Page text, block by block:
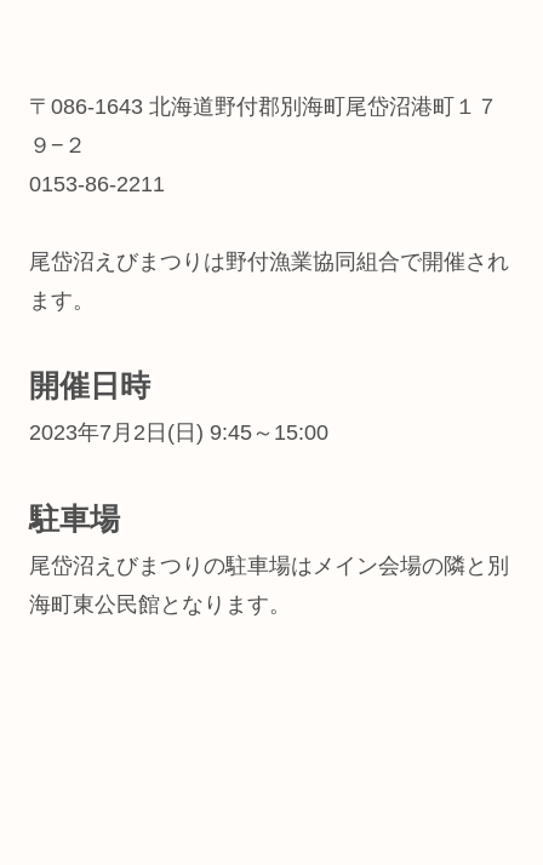
〒086-1643 北海道野付郡別海町尾岱沼港町１７
９−２
0153-86-2211
尾岱沼えびまつりは野付漁業協同組合で開催され
ます。
開催日時
2023年7月2日(日) 9:45～15:00
駐車場
尾岱沼えびまつりの駐車場はメイン会場の隣と別
海町東公民館となります。